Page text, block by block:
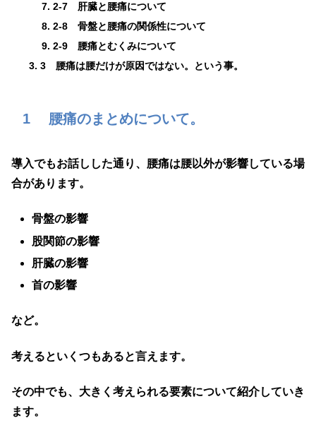
2-7 肝臓と腰痛について
2-8 骨盤と腰痛の関係性について
2-9 腰痛とむくみについて
3 腰痛は腰だけが原因ではない。という事。
1 腰痛のまとめについて。
導入でもお話しした通り、腰痛は腰以外が影響している場
合があります。
骨盤の影響
股関節の影響
肝臓の影響
首の影響
など。
考えるといくつもあると言えます。
その中でも、大きく考えられる要素について紹介していき
ます。